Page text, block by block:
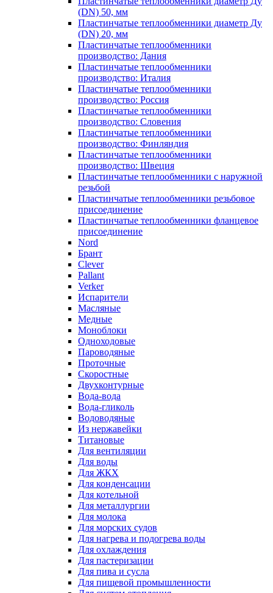
(DN) 50, мм
Пластинчатые теплообменники диаметр Ду
(DN) 20, мм
Пластинчатые теплообменники
производство: Дания
Пластинчатые теплообменники
производство: Италия
Пластинчатые теплообменники
производство: Россия
Пластинчатые теплообменники
производство: Словения
Пластинчатые теплообменники
производство: Финляндия
Пластинчатые теплообменники
производство: Швеция
Пластинчатые теплообменники с наружной
резьбой
Пластинчатые теплообменники резьбовое
присоединение
Пластинчатые теплообменники фланцевое
присоединение
Nord
Брант
Clever
Pallant
Verker
Испарители
Масляные
Медные
Моноблоки
Одноходовые
Пароводяные
Проточные
Скоростные
Двухконтурные
Вода-вода
Вода-гликоль
Водоводяные
Из нержавейки
Титановые
Для вентиляции
Для воды
Для ЖКХ
Для конденсации
Для котельной
Для металлургии
Для молока
Для морских судов
Для нагрева и подогрева воды
Для охлаждения
Для пастеризации
Для пива и сусла
Для пищевой промышленности